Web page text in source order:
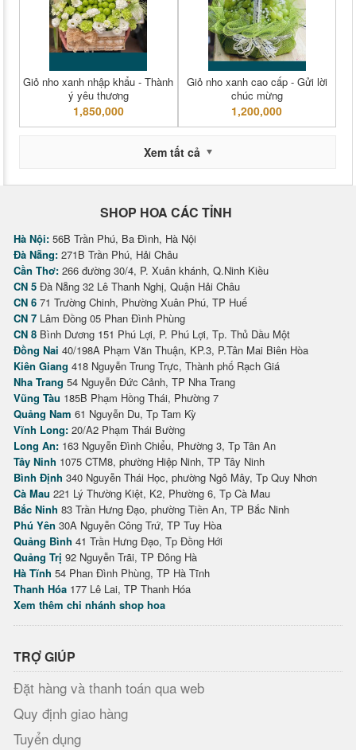
Giỏ nho xanh nhập khẩu - Thành
ý yêu thương
1,850,000
Giỏ nho xanh cao cấp - Gửi lời
chúc mừng
1,200,000
Xem tất cả
SHOP HOA CÁC TỈNH
Hà Nội: 56B Trần Phú, Ba Đình, Hà Nội
Đà Nẵng: 271B Trần Phú, Hải Châu
Cần Thơ: 266 đường 30/4, P. Xuân khánh, Q.Ninh Kiều
CN 5 Đà Nẵng 32 Lê Thanh Nghị, Quận Hải Châu
CN 6 71 Trường Chinh, Phường Xuân Phú, TP Huế
CN 7 Lâm Đồng 05 Phan Đình Phùng
CN 8 Bình Dương 151 Phú Lợi, P. Phú Lợi, Tp. Thủ Dầu Một
Đồng Nai 40/198A Phạm Văn Thuận, KP.3, P.Tân Mai Biên Hòa
Kiên Giang 418 Nguyễn Trung Trực, Thành phố Rạch Giá
Nha Trang 54 Nguyễn Đức Cảnh, TP Nha Trang
Vũng Tàu 185B Phạm Hồng Thái, Phường 7
Quảng Nam 61 Nguyễn Du, Tp Tam Kỳ
Vĩnh Long: 20/A2 Phạm Thái Bường
Long An: 163 Nguyễn Đình Chiểu, Phường 3, Tp Tân An
Tây Ninh 1075 CTM8, phường Hiệp Ninh, TP Tây Ninh
Bình Định 340 Nguyễn Thái Học, phường Ngô Mây, Tp Quy Nhơn
Cà Mau 221 Lý Thường Kiệt, K2, Phường 6, Tp Cà Mau
Bắc Ninh 83 Trần Hưng Đạo, phường Tiền An, TP Bắc Ninh
Phú Yên 30A Nguyễn Công Trứ, TP Tuy Hòa
Quảng Bình 41 Trần Hưng Đạo, Tp Đồng Hới
Quảng Trị 92 Nguyễn Trãi, TP Đông Hà
Hà Tĩnh 54 Phan Đình Phùng, TP Hà Tĩnh
Thanh Hóa 177 Lê Lai, TP Thanh Hóa
Xem thêm chi nhánh shop hoa
TRỢ GIÚP
Đặt hàng và thanh toán qua web
Quy định giao hàng
Tuyển dụng